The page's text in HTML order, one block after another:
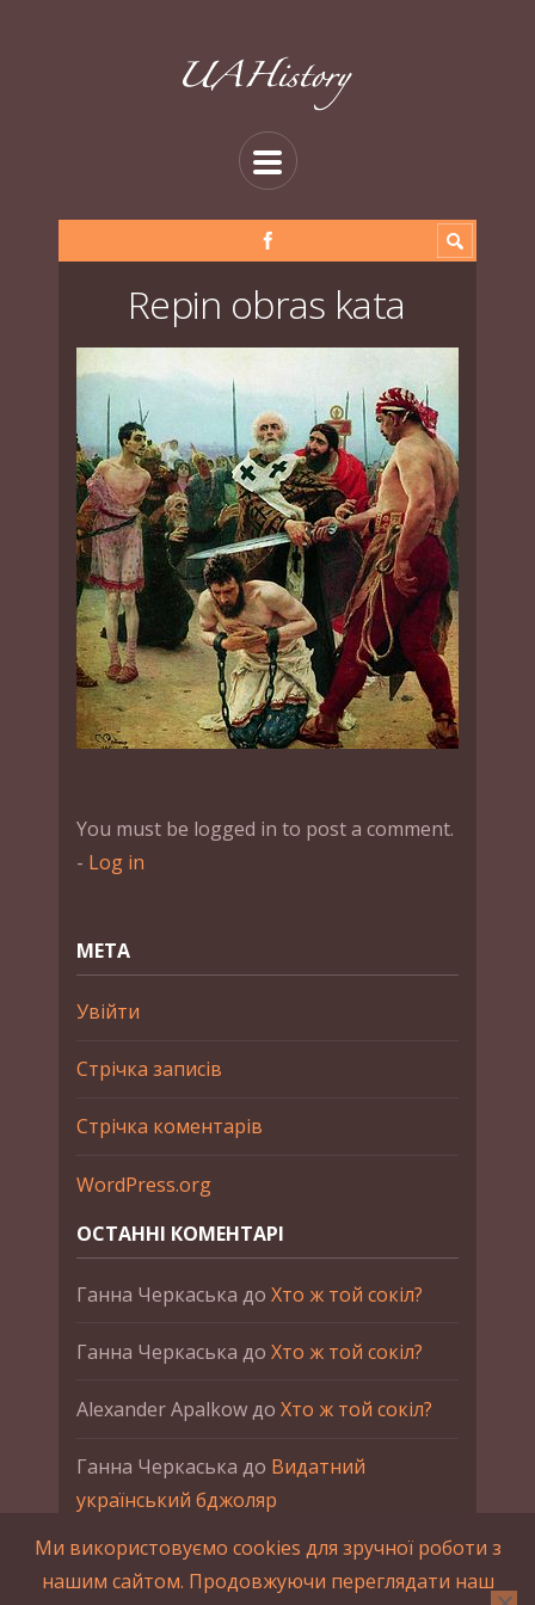
Repin obras kata
You must be logged in to post a comment.
- Log in
МЕТА
Увійти
Стрічка записів
Стрічка коментарів
WordPress.org
ОСТАННІ КОМЕНТАРІ
Ганна Черкаська до Хто ж той сокіл?
Ганна Черкаська до Хто ж той сокіл?
Alexander Apalkowдо Хто ж той сокіл?
Ганна Черкаська до Видатний
український бджоляр
Ганна ЧеркаськадоПетро Франко
Ми використовуємо cookies для зручної роботи з
нашим сайтом. Продовжуючи переглядати наш